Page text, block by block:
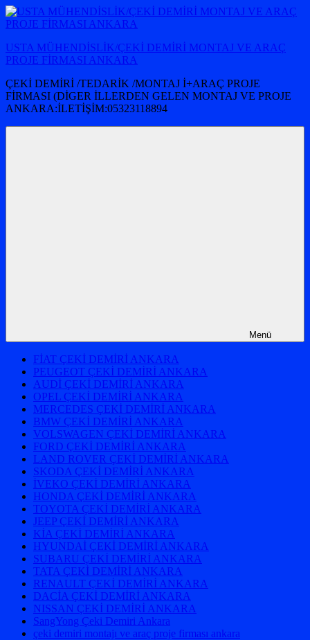
İçeriğe
atla
USTA MÜHENDİSLİK/ÇEKİ DEMİRİ MONTAJ VE ARAÇ
PROJE FİRMASI ANKARA
ÇEKİ DEMİRİ /TEDARİK /MONTAJ İ+ARAÇ PROJE
FİRMASI (DİGER İLLERDEN GELEN MONTAJ VE PROJE
ANKARA:İLETİŞİM:05323118894
Menü
FİAT ÇEKİ DEMİRİ ANKARA
PEUGEOT ÇEKİ DEMİRİ ANKARA
AUDİ ÇEKİ DEMİRİ ANKARA
OPEL ÇEKİ DEMİRİ ANKARA
MERCEDES ÇEKİ DEMİRİ ANKARA
BMW ÇEKİ DEMİRİ ANKARA
VOLSWAGEN ÇEKİ DEMİRİ ANKARA
FORD ÇEKİ DEMİRİ ANKARA
LAND ROVER ÇEKİ DEMİRİ ANKARA
SKODA ÇEKİ DEMİRİ ANKARA
İVEKO ÇEKİ DEMİRİ ANKARA
HONDA ÇEKİ DEMİRİ ANKARA
TOYOTA ÇEKİ DEMİRİ ANKARA
JEEP ÇEKİ DEMİRİ ANKARA
KİA ÇEKİ DEMİRİ ANKARA
HYUNDAİ ÇEKİ DEMİRİ ANKARA
SUBARU ÇEKİ DEMİRİ ANKARA
TATA ÇEKİ DEMİRİ ANKARA
RENAULT ÇEKİ DEMİRİ ANKARA
DACİA ÇEKİ DEMİRİ ANKARA
NISSAN ÇEKİ DEMİRİ ANKARA
SangYong Çeki Demiri Ankara
çeki demiri montajı ve araç proje firması ankara